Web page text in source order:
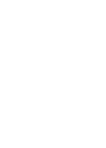
desejados.
crucial para
ferramentas
a eficiência
abrasivos
de
entre as